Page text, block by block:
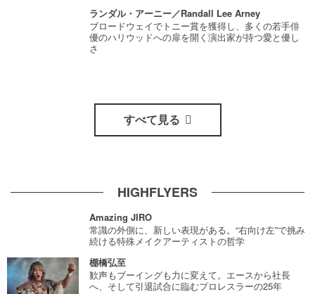
ランダル・アーニー／Randall Lee Arney
ブロードウェイでトニー賞を獲得し、多くの若手俳
優のハリウッドへの扉を開く演出家が持つ愛と優し
さ
すべて見る
HIGHFLYERS
Amazing JIRO
常識の外側に、新しい表現がある。“右向け左”で挑み
続ける特殊メイクアーティストの哲学
棚橋弘至
歓声もブーイングも力に変えて。エースから社長
へ、そして引退試合に臨むプロレスラーの25年